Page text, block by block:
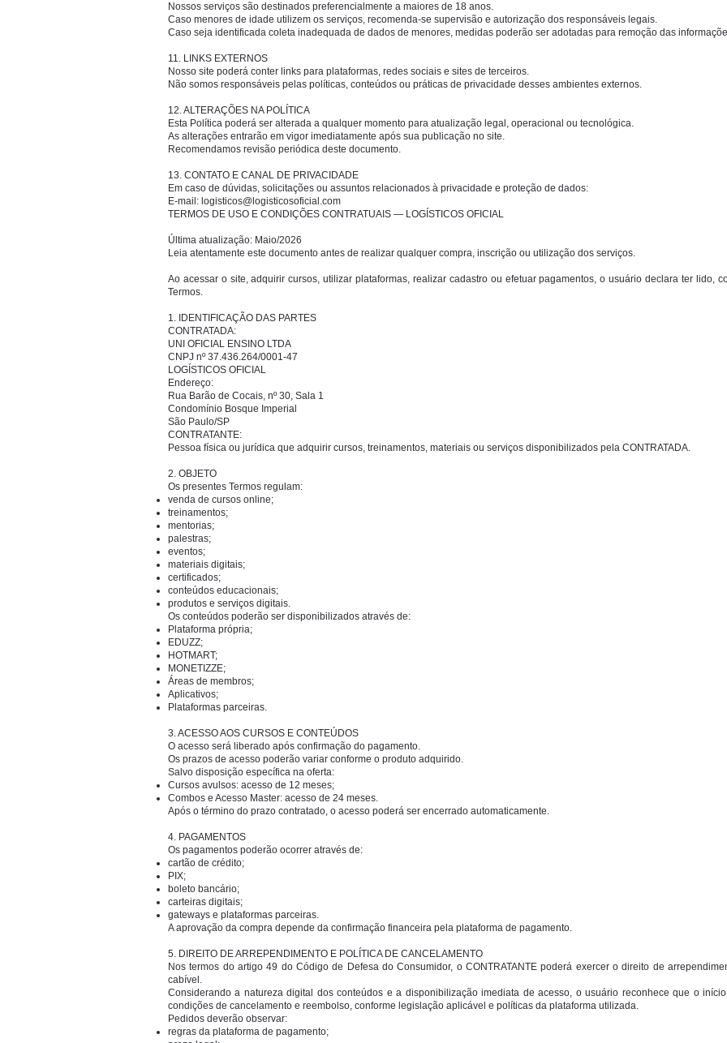
Nossos serviços são destinados preferencialmente a maiores de 18 anos.
Caso menores de idade utilizem os serviços, recomenda-se supervisão e autorização dos responsáveis legais.
Caso seja identificada coleta inadequada de dados de menores, medidas poderão ser adotadas para remoção das
11. LINKS EXTERNOS
Nosso site poderá conter links para plataformas, redes sociais e sites de terceiros.
Não somos responsáveis pelas políticas, conteúdos ou práticas de privacidade desses ambientes externos.
12. ALTERAÇÕES NA POLÍTICA
Esta Política poderá ser alterada a qualquer momento para atualização legal, operacional ou tecnológica.
As alterações entrarão em vigor imediatamente após sua publicação no site.
Recomendamos revisão periódica deste documento.
13. CONTATO E CANAL DE PRIVACIDADE
Em caso de dúvidas, solicitações ou assuntos relacionados à privacidade e proteção de dados:
E-mail: logisticos@logisticosoficial.com
TERMOS DE USO E CONDIÇÕES CONTRATUAIS — LOGÍSTICOS OFICIAL
Última atualização: Maio/2026
Leia atentamente este documento antes de realizar qualquer compra, inscrição ou utilização dos serviços.
Ao acessar o site, adquirir cursos, utilizar plataformas, realizar cadastro ou efetuar pagamentos, o usuário declara ter lido,
Termos.
1. IDENTIFICAÇÃO DAS PARTES
CONTRATADA:
UNI OFICIAL ENSINO LTDA
CNPJ nº 37.436.264/0001-47
LOGÍSTICOS OFICIAL
Endereço:
Rua Barão de Cocais, nº 30, Sala 1
Condomínio Bosque Imperial
São Paulo/SP
CONTRATANTE:
Pessoa física ou jurídica que adquirir cursos, treinamentos, materiais ou serviços disponibilizados pela CONTRATADA.
2. OBJETO
Os presentes Termos regulam:
venda de cursos online;
treinamentos;
mentorias;
palestras;
eventos;
materiais digitais;
certificados;
conteúdos educacionais;
produtos e serviços digitais.
Os conteúdos poderão ser disponibilizados através de:
Plataforma própria;
EDUZZ;
HOTMART;
MONETIZZE;
Áreas de membros;
Aplicativos;
Plataformas parceiras.
3. ACESSO AOS CURSOS E CONTEÚDOS
O acesso será liberado após confirmação do pagamento.
Os prazos de acesso poderão variar conforme o produto adquirido.
Salvo disposição específica na oferta:
Cursos avulsos: acesso de 12 meses;
Combos e Acesso Master: acesso de 24 meses.
Após o término do prazo contratado, o acesso poderá ser encerrado automaticamente.
4. PAGAMENTOS
Os pagamentos poderão ocorrer através de:
cartão de crédito;
PIX;
boleto bancário;
carteiras digitais;
gateways e plataformas parceiras.
A aprovação da compra depende da confirmação financeira pela plataforma de pagamento.
5. DIREITO DE ARREPENDIMENTO E POLÍTICA DE CANCELAMENTO
Nos termos do artigo 49 do Código de Defesa do Consumidor, o CONTRATANTE poderá exercer o direito de
cabível.
Considerando a natureza digital dos conteúdos e a disponibilização imediata de acesso, o usuário reconhece que o
condições de cancelamento e reembolso, conforme legislação aplicável e políticas da plataforma utilizada.
Pedidos deverão observar:
regras da plataforma de pagamento;